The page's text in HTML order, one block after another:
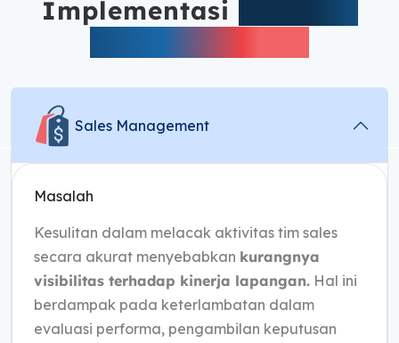
Implementasi
Sales Management
Masalah
Kesulitan dalam melacak aktivitas tim sales
secara akurat menyebabkan kurangnya
visibilitas terhadap kinerja lapangan. Hal ini
berdampak pada keterlambatan dalam
evaluasi performa, pengambilan keputusan